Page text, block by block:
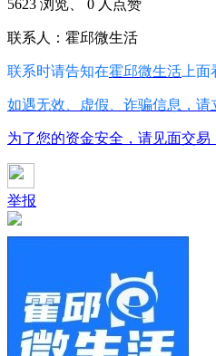
5623 浏览、 0 人点赞
联系人：霍邱微生活
联系时请告知在霍邱微生活 上
如遇无效、虚假、诈骗信息，请
为了您的资金安全，请见面交易
举报